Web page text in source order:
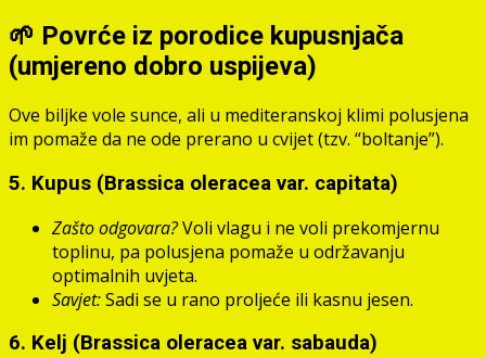
🌱 Povrće iz porodice kupusnjača
(umjereno dobro uspijeva)
Ove biljke vole sunce, ali u mediteranskoj klimi polusjena
im pomaže da ne ode prerano u cvijet (tzv. “boltanje”).
5. Kupus (Brassica oleracea var. capitata)
Zašto odgovara?Voli vlagu i ne voli prekomjernu
toplinu, pa polusjena pomaže u održavanju
optimalnih uvjeta.
Savjet:Sadi se u rano proljeće ili kasnu jesen.
6. Kelj (Brassica oleracea var. sabauda)